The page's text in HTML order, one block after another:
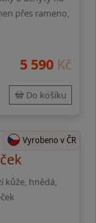
přes rameno,
5 590 Kč
Do košíku
Vyrobeno v ČR
kůže, hnědá,